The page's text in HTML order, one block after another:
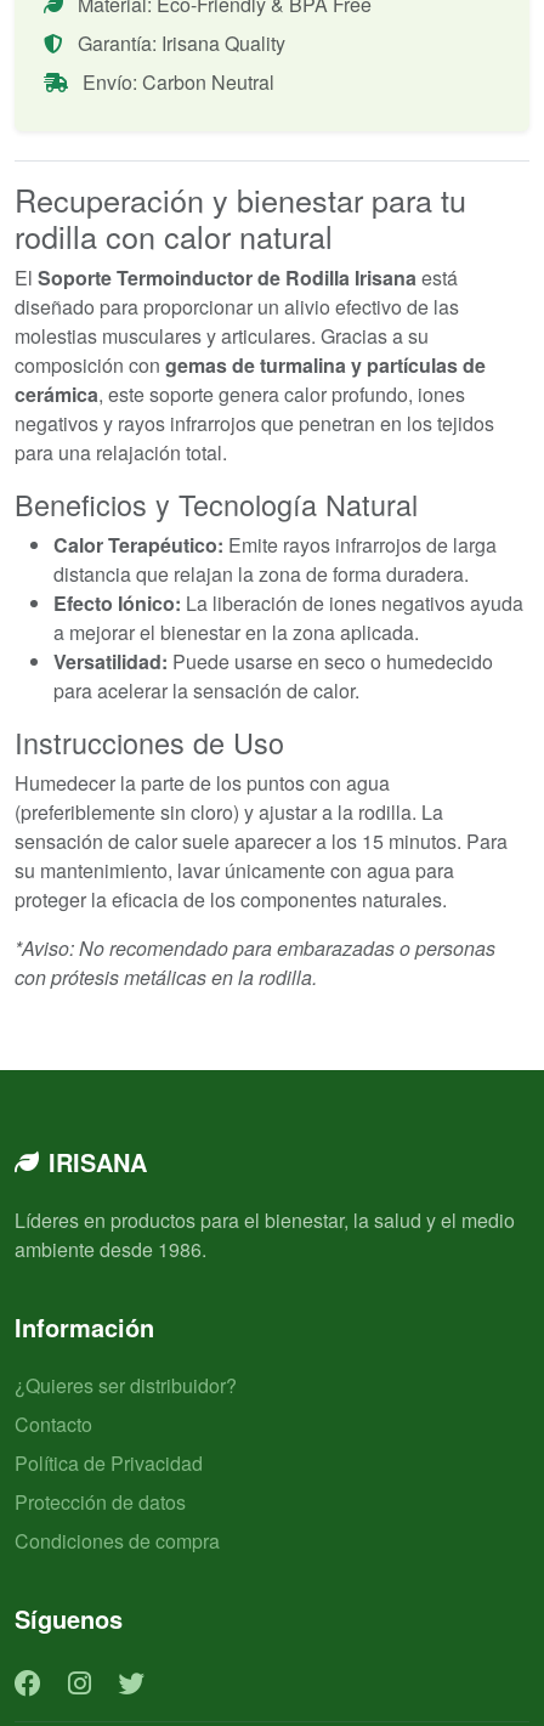
Garantía: Irisana Quality
Envío: Carbon Neutral
Recuperación y bienestar para tu
rodilla con calor natural
El Soporte Termoinductor de Rodilla Irisanaestá
diseñado para proporcionar un alivio efectivo de las
molestias musculares y articulares. Gracias a su
composición con gemas de turmalina y partículas de
cerámica, este soporte genera calor profundo, iones
negativos y rayos infrarrojos que penetran en los tejidos
para una relajación total.
Beneficios y Tecnología Natural
Calor Terapéutico: Emite rayos infrarrojos de larga
distancia que relajan la zona de forma duradera.
Efecto Iónico: La liberación de iones negativos ayuda
a mejorar el bienestar en la zona aplicada.
Versatilidad: Puede usarse en seco o humedecido
para acelerar la sensación de calor.
Instrucciones de Uso
Humedecer la parte de los puntos con agua
(preferiblemente sin cloro) y ajustar a la rodilla. La
sensación de calor suele aparecer a los 15 minutos. Para
su mantenimiento, lavar únicamente con agua para
proteger la eficacia de los componentes naturales.
*Aviso: No recomendado para embarazadas o personas
con prótesis metálicas en la rodilla.
IRISANA
Líderes en productos para el bienestar, la salud y el medio
ambiente desde 1986.
Información
¿Quieres ser distribuidor?
Contacto
Política de Privacidad
Protección de datos
Condiciones de compra
Síguenos